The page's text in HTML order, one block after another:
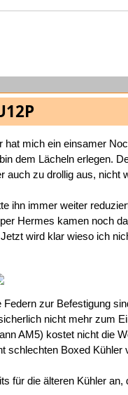
hat mich ein einsamer
dem Lächeln erlegen.
auch zu drollig aus, nicht
ihn immer weiter
Hermes kamen noch
wird klar wieso ich
zur Befestigung
nicht mehr zum
AM5) kostet nicht die
schlechten Boxed Kühler
für die älteren Kühler an,